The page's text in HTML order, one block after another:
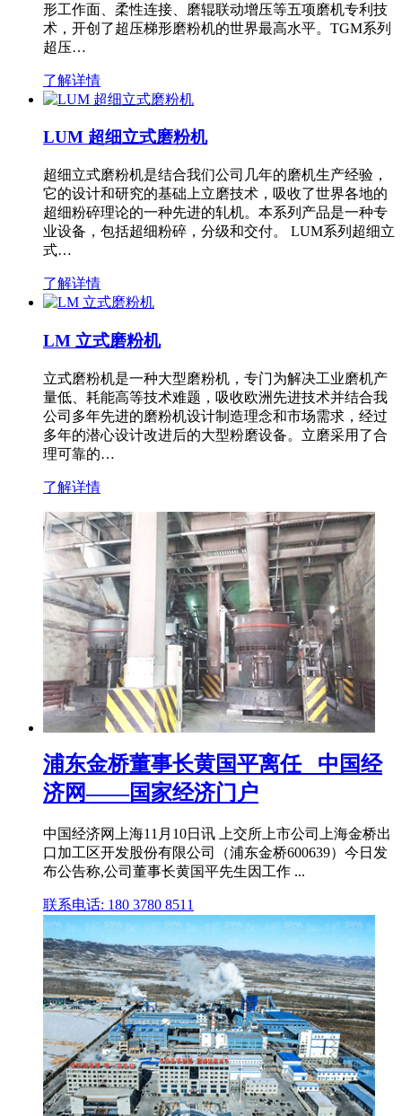
形工作面、柔性连接、磨辊联动增压等五项磨机专利技
术，开创了超压梯形磨粉机的世界最高水平。TGM系列
超压…
了解详情
LUM 超细立式磨粉机
超细立式磨粉机是结合我们公司几年的磨机生产经验，
它的设计和研究的基础上立磨技术，吸收了世界各地的
超细粉碎理论的一种先进的轧机。本系列产品是一种专
业设备，包括超细粉碎，分级和交付。 LUM系列超细立
式…
了解详情
LM 立式磨粉机
立式磨粉机是一种大型磨粉机，专门为解决工业磨机产
量低、耗能高等技术难题，吸收欧洲先进技术并结合我
公司多年先进的磨粉机设计制造理念和市场需求，经过
多年的潜心设计改进后的大型粉磨设备。立磨采用了合
理可靠的…
了解详情
浦东金桥董事长黄国平离任 _中国经
济网——国家经济门户
中国经济网上海11月10日讯 上交所上市公司上海金桥出
口加工区开发股份有限公司（浦东金桥600639）今日发
布公告称,公司董事长黄国平先生因工作 ...
联系电话: 180 3780 8511